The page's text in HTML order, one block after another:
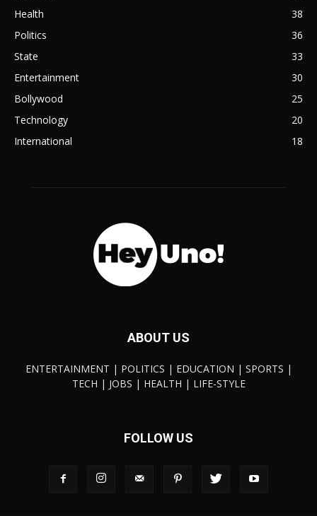
Health
38
Politics
36
State
33
Entertainment
30
Bollywood
25
Technology
20
International
18
ABOUT US
ENTERTAINMENT | POLITICS | EDUCATION | SPORTS |
TECH | JOBS | HEALTH | LIFE-STYLE
FOLLOW US